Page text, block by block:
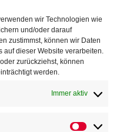
wir Technologien wie
und/oder darauf
zustimmst, können wir Daten
auf dieser Website verarbeiten.
zurückziehst, können
werden.
Immer aktiv